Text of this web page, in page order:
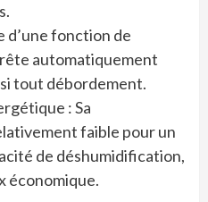
d’une fonction de
automatiquement
tout débordement.
: Sa
faible pour un
de déshumidification,
économique.